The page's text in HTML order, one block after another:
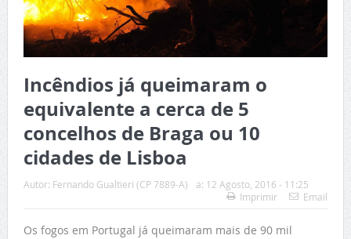
Incêndios já queimaram o
equivalente a cerca de 5
concelhos de Braga ou 10
cidades de Lisboa
Autor: Fernando Gualtieri (CP 7889-A) a: 12 Agosto, 2016 - 11:25
Imprimir
Email
Os fogos em Portugal já queimaram mais de 90 mil